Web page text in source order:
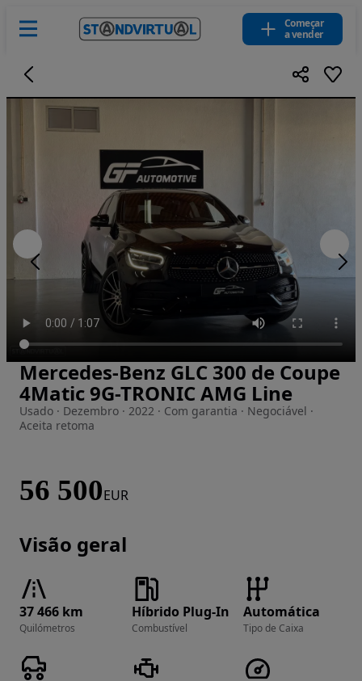
Começar
a vender
Imagem 1 de 41
Mercedes-Benz GLC 300 de Coupe
4Matic 9G-TRONIC AMG Line
Usado · Dezembro · 2022 · Com garantia · Negociável ·
Aceita retoma
56 500EUR
Visão geral
37 466 km
Quilómetros
Híbrido Plug-In
Combustível
Automática
Tipo de Caixa